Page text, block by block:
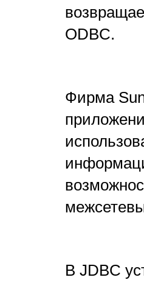
ODBC.
Фирма
В JDBC